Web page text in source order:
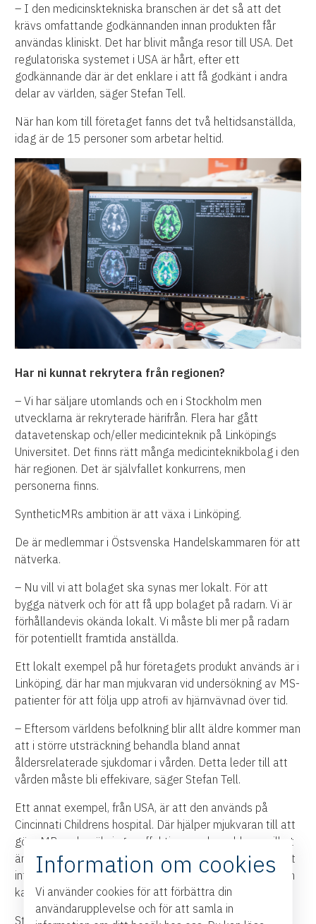
– I den medicinsktekniska branschen är det så att det
krävs omfattande godkännanden innan produkten får
användas kliniskt. Det har blivit många resor till USA. Det
regulatoriska systemet i USA är hårt, efter ett
godkännande där är det enklare i att få godkänt i andra
delar av världen, säger Stefan Tell.
När han kom till företaget fanns det två heltidsanställda,
idag är de 15 personer som arbetar heltid.
Har ni kunnat rekrytera från regionen?
– Vi har säljare utomlands och en i Stockholm men
utvecklarna är rekryterade härifrån. Flera har gått
datavetenskap och/eller medicinteknik på Linköpings
Universitet. Det finns rätt många medicinteknikbolag i den
här regionen. Det är självfallet konkurrens, men
personerna finns.
SyntheticMRs ambition är att växa i Linköping.
De är medlemmar i Östsvenska Handelskammaren för att
nätverka.
– Nu vill vi att bolaget ska synas mer lokalt. För att
bygga nätverk och för att få upp bolaget på radarn. Vi är
förhållandevis okända lokalt. Vi måste bli mer på radarn
för potentiellt framtida anställda.
Ett lokalt exempel på hur företagets produkt används är i
Linköping, där har man mjukvaran vid undersökning av MS-
patienter för att följa upp atrofi av hjärnvävnad över tid.
– Eftersom världens befolkning blir allt äldre kommer man
att i större utsträckning behandla bland annat
åldersrelaterade sjukdomar i vården. Detta leder till att
vården måste bli effekivare, säger Stefan Tell.
Ett annat exempel, från USA, är att den används på
Cincinnati Childrens hospital. Där hjälper mjukvaran till att
göra MR-undersökningar effektivare och snabbare, vilket
är extra viktigt när man har barn som patienter som helst
inte vill ligga still en lång stund. Och viktigast av allt, man
kan då undvika att behöva söva barnen.
Stefan Tell tror att efterfrågan på produkter som deras
Information om cookies
Vi använder cookies för att förbättra din
användarupplevelse och för att samla in